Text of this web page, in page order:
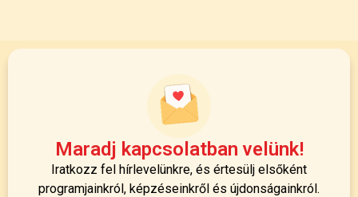
Maradj kapcsolatban velünk!
Iratkozz fel hírlevelünkre, és értesülj elsőként
programjainkról, képzéseinkről és újdonságainkról.